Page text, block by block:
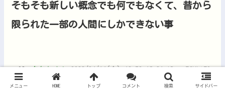
そもそも新しい概念でも何でもなくて、昔から
限られた一部の人間にしかできない事
>>77
メニュー HOME トップ コメント 検索 サイドバー